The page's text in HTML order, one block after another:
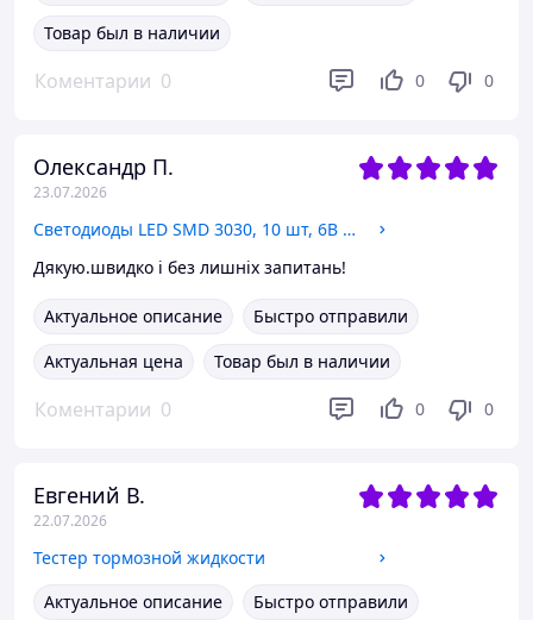
Товар был в наличии
Коментарии 0 0 0
Олександр П.
23.07.2026
Светодиоды LED SMD 3030, 10 шт, 6В 1.8Вт PT30W45 V1, диоды подсветки для матриц телевизоров
Дякую.швидко і без лишніх запитань!
Актуальное описание
Быстро отправили
Актуальная цена
Товар был в наличии
Коментарии 0 0 0
Евгений В.
22.07.2026
Тестер тормозной жидкости
Актуальное описание
Быстро отправили